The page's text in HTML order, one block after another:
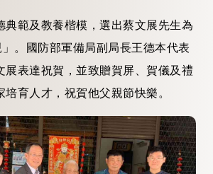
典範及教養楷模，選出蔡文展先生為
」。國防部軍備局副局長王德本代表
展表達祝賀，並致贈賀屏、賀儀及禮
育人才，祝賀他父親節快樂。